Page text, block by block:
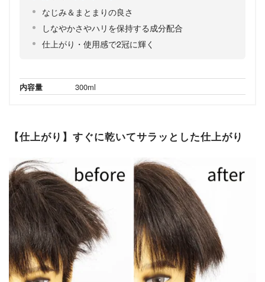
なじみ＆まとまりの良さ
しなやかさやハリを保持する成分配合
仕上がり・使用感で2冠に輝く
内容量 300ml
【仕上がり】すぐに乾いてサラッとした仕上がり